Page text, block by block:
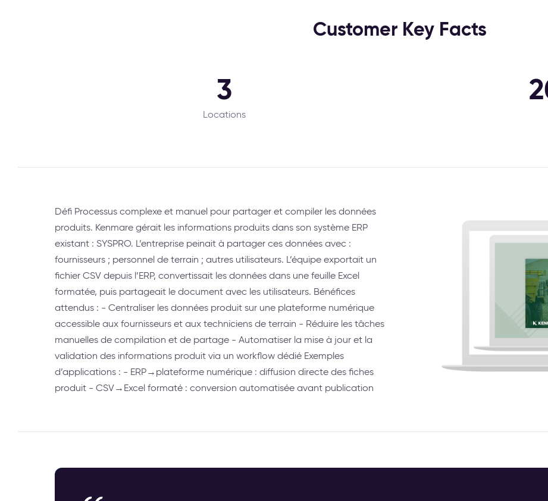
Customer Key Facts
3
Locations
Défi Processus complexe et manuel pour partager et compiler les données
produits. Kenmare gérait les informations produits dans son système ERP
existant : SYSPRO. L’entreprise peinait à partager ces données avec :
fournisseurs ; personnel de terrain ; autres utilisateurs. L’équipe exportait un
fichier CSV depuis l’ERP, convertissait les données dans une feuille Excel
formatée, puis partageait le document avec les utilisateurs. Bénéfices
attendus : - Centraliser les données produit sur une plateforme numérique
accessible aux fournisseurs et aux techniciens de terrain - Réduire les tâches
manuelles de compilation et de partage - Automatiser la mise à jour et la
validation des informations produit via un workflow dédié Exemples
d’applications : - ERP→plateforme numérique : diffusion directe des fiches
produit - CSV→Excel formaté : conversion automatisée avant publication